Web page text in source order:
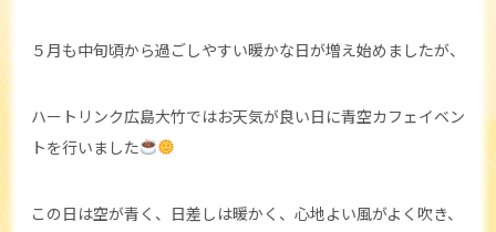
５月も中旬頃から過ごしやすい暖かな日が増え始めましたが、
ハートリンク広島大竹ではお天気が良い日に青空カフェイベン
トを行いました
この日は空が青く、日差しは暖かく、心地よい風がよく吹き、